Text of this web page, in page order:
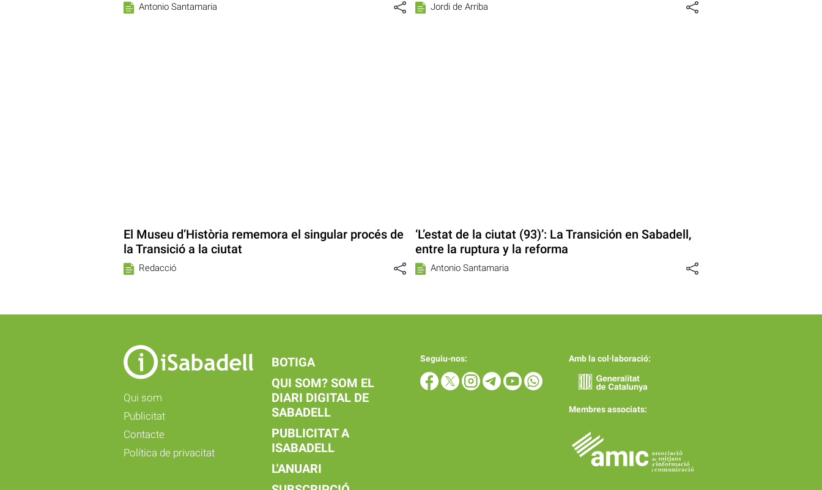
Antonio Santamaria Jordi de Arriba
El Museu d’Història rememora el singular procés de
la Transició a la ciutat
Redacció
‘L’estat de la ciutat (93)’: La Transición en Sabadell,
entre la ruptura y la reforma
Antonio Santamaria
Qui som
Publicitat
Contacte
Política de privacitat
BOTIGA
QUI SOM? SOM EL
DIARI DIGITAL DE
SABADELL
PUBLICITAT A
ISABADELL
L'ANUARI
Seguiu-nos: Amb la col·laboració:
Membres associats: